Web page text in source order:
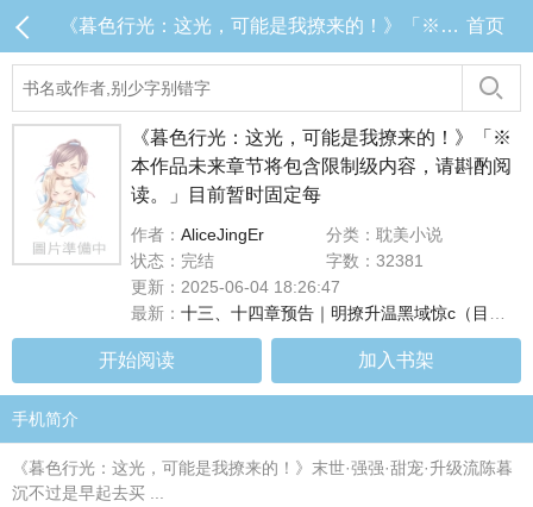
《暮色行光：这光，可能是我撩来的！》「※本作品未来章节将包含限制级内容，请斟酌阅读。」目前暂时固定每 目录 (共17章) 首页
《暮色行光：这光，可能是我撩来的！》「※
本作品未来章节将包含限制级内容，请斟酌阅
读。」目前暂时固定每
作者： AliceJingEr
分类：耽美小说
状态：完结
字数：32381
更新：2025-06-04 18:26:47
最新： 十三、十四章预告｜明撩升温黑域惊c（目前连载至第十二章，#十三、十四章将於明天早上8点更新！）
开始阅读 加入书架
手机简介
《暮色行光：这光，可能是我撩来的！》末世·强强·甜宠·升级流陈暮
沉不过是早起去买 ...